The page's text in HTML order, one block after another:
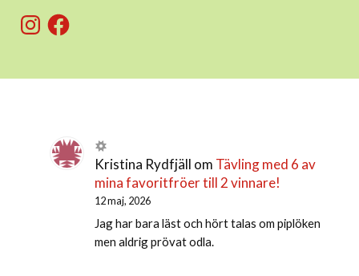
InstagramFacebook
Kristina Rydfjäll om Tävling med 6 av
mina favoritfröer till 2 vinnare!
12 maj, 2026
Jag har bara läst och hört talas om piplöken
men aldrig prövat odla.